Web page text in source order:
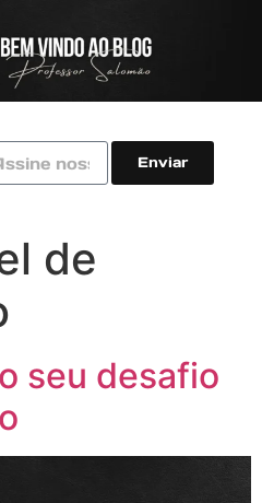
Enviar
de
seu desafio